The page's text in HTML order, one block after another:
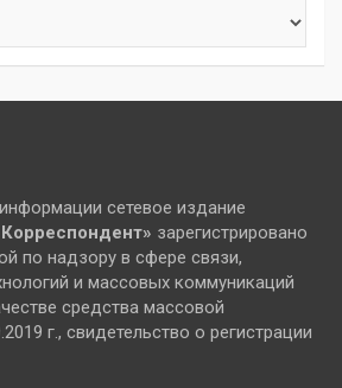
сетевое издание
Корреспондент» зарегистрировано
по надзору в сфере связи,
и массовых коммуникаций
средства массовой
г., свидетельство о регистрации